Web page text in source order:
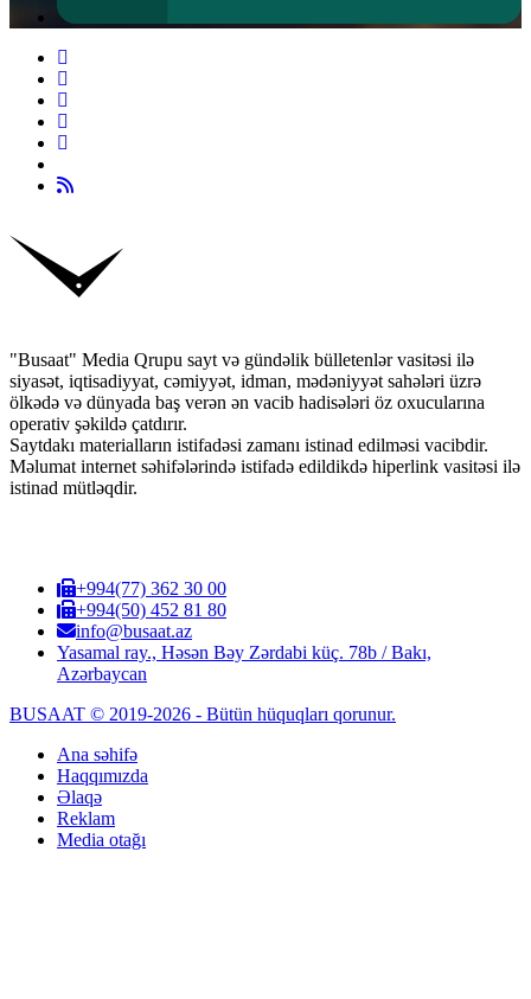
"Busaat" Media Qrupu sayt və gündəlik bülletenlər vasitəsi ilə
siyasət, iqtisadiyyat, cəmiyyət, idman, mədəniyyət sahələri üzrə
ölkədə və dünyada baş verən ən vacib hadisələri öz oxucularına
operativ şəkildə çatdırır.
Saytdakı materialların istifadəsi zamanı istinad edilməsi vacibdir.
Məlumat internet səhifələrində istifadə edildikdə hiperlink vasitəsi ilə
istinad mütləqdir.
+994(77) 362 30 00
+994(50) 452 81 80
info@busaat.az
Yasamal ray., Həsən Bəy Zərdabi küç. 78b / Bakı,
Azərbaycan
BUSAAT © 2019-2026 - Bütün hüquqları qorunur.
Ana səhifə
Haqqımızda
Əlaqə
Reklam
Media otağı